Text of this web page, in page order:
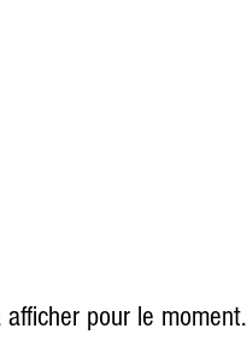
pour le moment.